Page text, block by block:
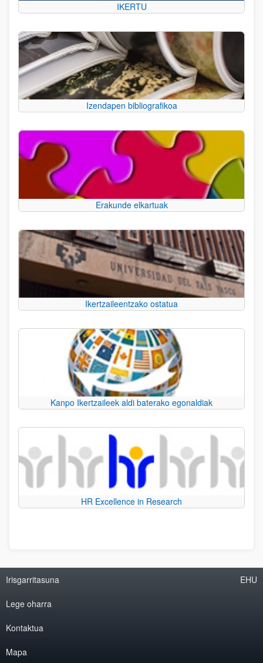
IKERTU
Izendapen bibliografikoa
Erakunde elkartuak
Ikertzaileentzako ostatua
Kanpo Ikertzaileek aldi baterako egonaldiak
HR Excellence in Research
Irisgarritasuna
Lege oharra
Kontaktua
Mapa
EHU